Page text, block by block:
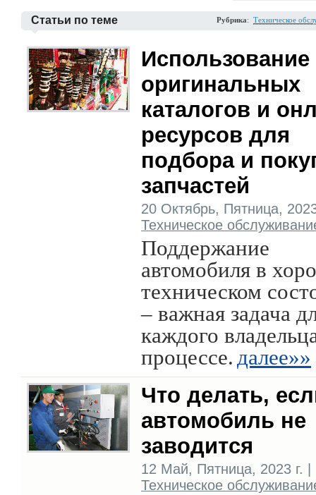
Статьи по теме Рубрика: Техническое
Использование
оригинальных
каталогов и
ресурсов для
подбора и
запчастей
20 Октябрь, Пятница,
Техническое
Поддержание
автомобиля в
техническом
– важная задача
каждого
процессе. далее»»
Что делать,
автомобиль не
заводится
12 Май, Пятница, 2023 г. |
Техническое